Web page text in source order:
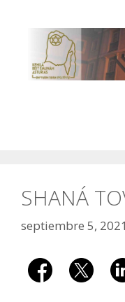
contenido
SHANÁ
septiembre 5, 2021